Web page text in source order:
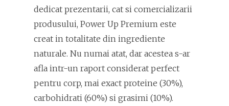
dedicat prezentarii, cat si comercializarii
produsului, Power Up Premium este
creat in totalitate din ingrediente
naturale. Nu numai atat, dar acestea s-ar
afla intr-un raport considerat perfect
pentru corp, mai exact proteine (30%),
carbohidrati (60%) si grasimi (10%).